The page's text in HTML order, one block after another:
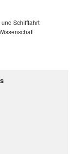
Schifffahrt